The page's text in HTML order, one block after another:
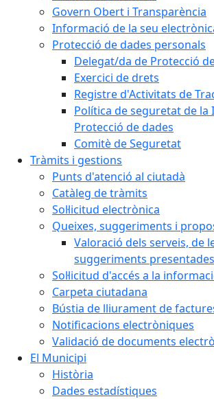
Govern Obert i Transparència
Informació de la seu
Protecció de dades personals
Delegat/da de Protecció
Exercici de drets
Registre d'Activitats de
Política de seguretat de la
Protecció de dades
Comitè de Seguretat
Tràmits i gestions
Punts d'atenció al ciutadà
Catàleg de tràmits
Sol·licitud electrònica
Queixes, suggeriments i
Valoració dels serveis, de
suggeriments presentades
Sol·licitud d'accés a la
Carpeta ciutadana
Bústia de lliurament de
Notificacions electròniques
Validació de documents
El Municipi
Història
Dades estadístiques